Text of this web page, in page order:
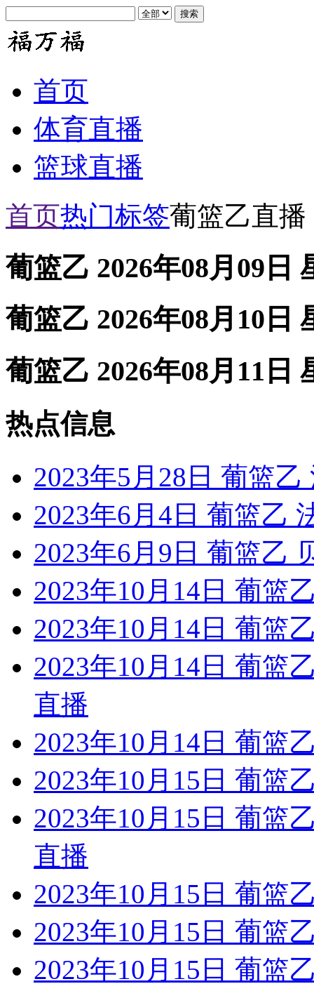
首页
体育直播
篮球直播
首页热门标签葡篮乙直播
葡篮乙 2026年08月09日
葡篮乙 2026年08月10日
葡篮乙 2026年08月11日
热点信息
2023年5月28日 葡篮
2023年6月4日 葡篮乙
2023年6月9日 葡篮乙
2023年10月14日 葡篮
2023年10月14日 葡篮
2023年10月14日 葡篮
直播
2023年10月14日 葡篮
2023年10月15日 葡篮
2023年10月15日 葡篮
直播
2023年10月15日 葡篮
2023年10月15日 葡篮
2023年10月15日 葡篮